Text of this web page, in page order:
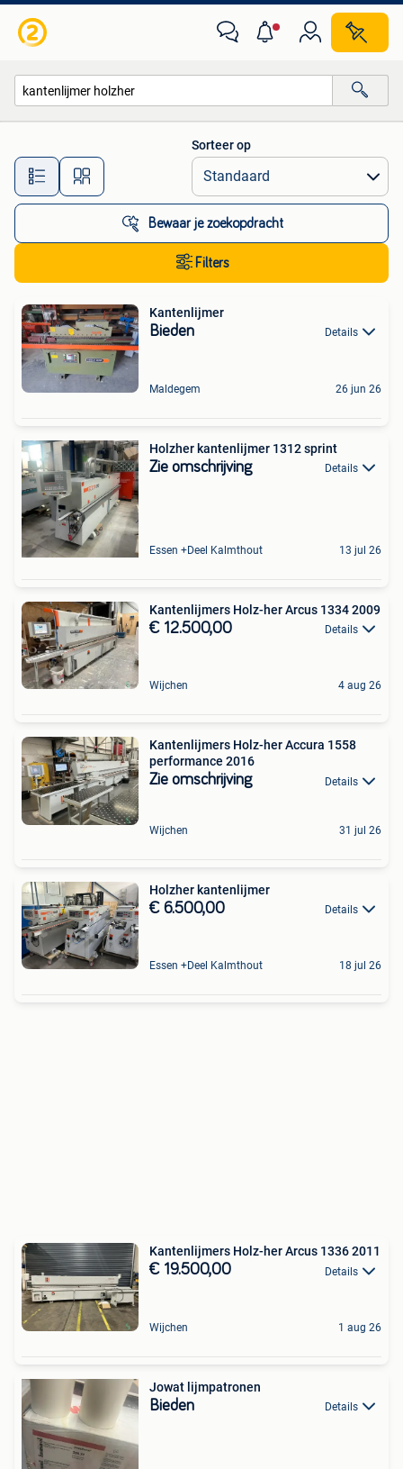
Alle afstanden…
Sorteer op
Bewaar je zoekopdracht
Filters
Kantenlijmer
Bieden Details
Maldegem 26 jun 26
Holzher kantenlijmer 1312 sprint
Zie omschrijving Details
Essen +Deel Kalmthout 13 jul 26
Kantenlijmers Holz-her Arcus 1334 2009
€ 12.500,00 Details
Wijchen 4 aug 26
Kantenlijmers Holz-her Accura 1558
performance 2016
Zie omschrijving Details
Wijchen 31 jul 26
Holzher kantenlijmer
€ 6.500,00 Details
Essen +Deel Kalmthout 18 jul 26
Kantenlijmers Holz-her Arcus 1336 2011
€ 19.500,00 Details
Wijchen 1 aug 26
Jowat lijmpatronen
Bieden Details